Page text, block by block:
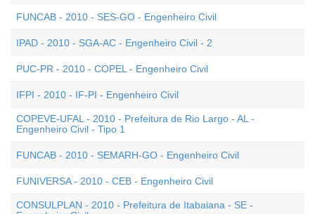
FUNCAB - 2010 - SES-GO - Engenheiro Civil
IPAD - 2010 - SGA-AC - Engenheiro Civil - 2
PUC-PR - 2010 - COPEL - Engenheiro Civil
IFPI - 2010 - IF-PI - Engenheiro Civil
COPEVE-UFAL - 2010 - Prefeitura de Rio Largo - AL -
Engenheiro Civil - Tipo 1
FUNCAB - 2010 - SEMARH-GO - Engenheiro Civil
FUNIVERSA - 2010 - CEB - Engenheiro Civil
CONSULPLAN - 2010 - Prefeitura de Itabaiana - SE -